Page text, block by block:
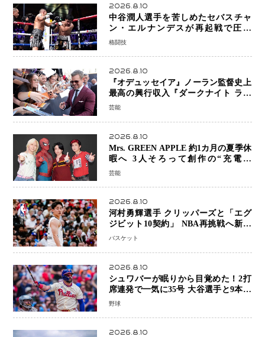
2026.8.10
中谷潤人選手を苦しめたセバスチャ
ン・エルナンデスが再起戦で圧巻
KO 2回で相手を沈める…次戦は亀田
格闘技
2026.8.10
『オデュッセイア』ノーラン監督史上
最高の興行収入『ダークナイト ライ
ジング』超え、世界で11億ドル突破
芸能
2026.8.10
Mrs. GREEN APPLE 約1カ月の夏季休
暇へ 3人そろって創作の“充電期
間”「自分らしいインプットを」
芸能
2026.8.10
河村勇輝選手 クリッパーズと「エグ
ジビット10契約」 NBA再挑戦へ新た
な一歩、八村塁選手との共闘にも期待
バスケット
2026.8.10
シュワバーが眠りから目覚めた！2打
席連発で一気に35号 大谷選手と9本差
に 本塁打王争いで単独トップ浮上
野球
2026.8.10